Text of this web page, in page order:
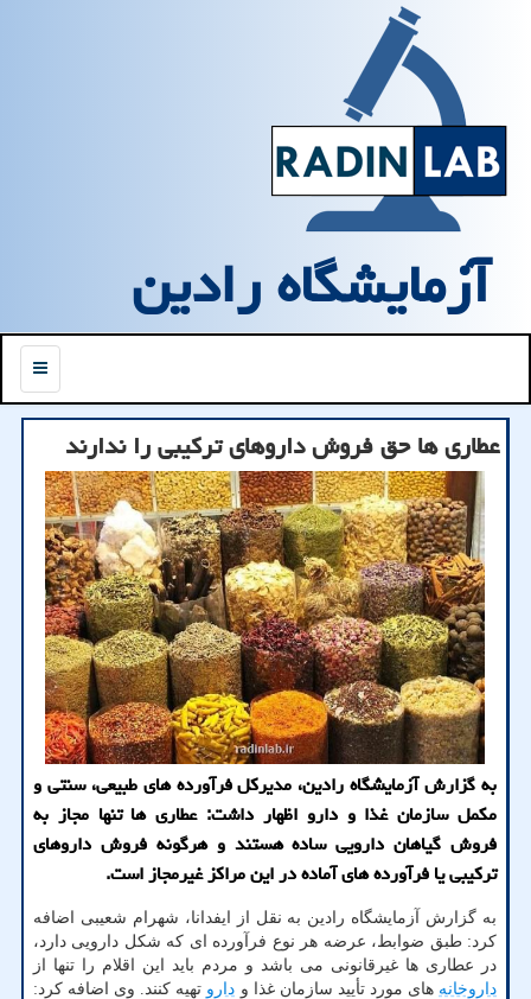
آزمایشگاه رادین
منو
عطاری ها حق فروش داروهای ترکیبی را ندارند
به گزارش آزمایشگاه رادین، مدیرکل فرآورده های طبیعی، سنتی و
مکمل سازمان غذا و دارو اظهار داشت: عطاری ها تنها مجاز به
فروش گیاهان دارویی ساده هستند و هرگونه فروش داروهای
ترکیبی یا فرآورده های آماده در این مراکز غیرمجاز است.
به گزارش آزمایشگاه رادین به نقل از ایفدانا، شهرام شعیبی اضافه
کرد: طبق ضوابط، عرضه هر نوع فرآورده ای که شکل دارویی دارد،
در عطاری ها غیرقانونی می باشد و مردم باید این اقلام را تنها از
داروخانه های مورد تأیید سازمان غذا و دارو تهیه کنند. وی اضافه کرد: